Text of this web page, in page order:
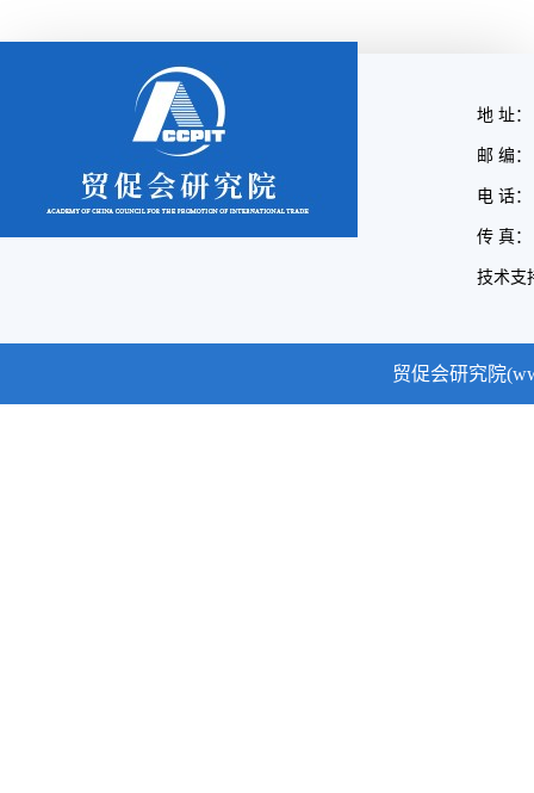
地 址
邮 编：
电 话：
传 真：
技术支
贸促会研究院